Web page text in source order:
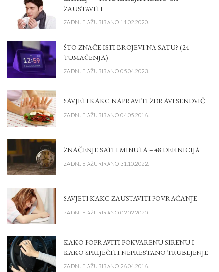
ZAUSTAVITI
ZADNJE AŽURIRANO 11.02.2020.
ŠTO ZNAČE ISTI BROJEVI NA SATU? (24
TUMAČENJA)
ZADNJE AŽURIRANO 05.04.2023.
SAVJETI KAKO NAPRAVITI ZDRAVI SENDVIČ
ZADNJE AŽURIRANO 04.05.2016.
ZNAČENJE SATI I MINUTA – 48 DEFINICIJA
ZADNJE AŽURIRANO 31.10.2022.
SAVJETI KAKO ZAUSTAVITI POVRAĆANJE
ZADNJE AŽURIRANO 02.02.2020.
KAKO POPRAVITI POKVARENU SIRENU I
KAKO SPRIJEČITI NEPRESTANO TRUBLJENJE
ZADNJE AŽURIRANO 26.04.2016.